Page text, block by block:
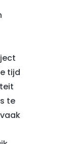
tijd
te